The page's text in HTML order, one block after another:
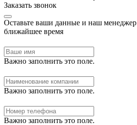
Заказать звонок
Оставьте ваши данные и наш менеджер
ближайшее время
Важно заполнить это поле.
Важно заполнить это поле.
Важно заполнить это поле.